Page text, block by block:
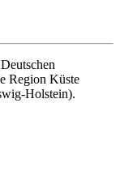
Region Küste
Holstein).